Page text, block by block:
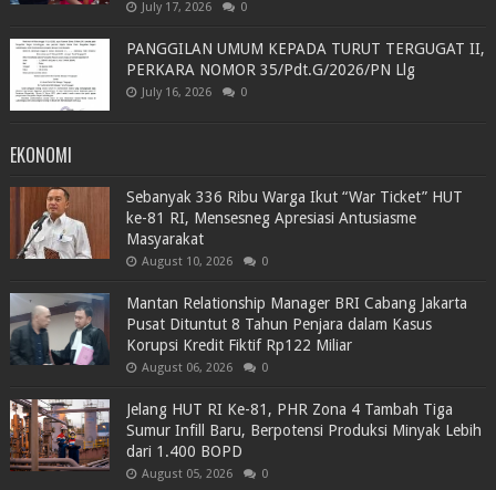
July 17, 2026 0
PANGGILAN UMUM KEPADA TURUT TERGUGAT II,
PERKARA NOMOR 35/Pdt.G/2026/PN Llg
July 16, 2026 0
EKONOMI
Sebanyak 336 Ribu Warga Ikut “War Ticket” HUT
ke-81 RI, Mensesneg Apresiasi Antusiasme
Masyarakat
August 10, 2026 0
Mantan Relationship Manager BRI Cabang Jakarta
Pusat Dituntut 8 Tahun Penjara dalam Kasus
Korupsi Kredit Fiktif Rp122 Miliar
August 06, 2026 0
Jelang HUT RI Ke-81, PHR Zona 4 Tambah Tiga
Sumur Infill Baru, Berpotensi Produksi Minyak Lebih
dari 1.400 BOPD
August 05, 2026 0